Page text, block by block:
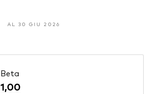
AL 30 GIU 2026
Beta
1,00